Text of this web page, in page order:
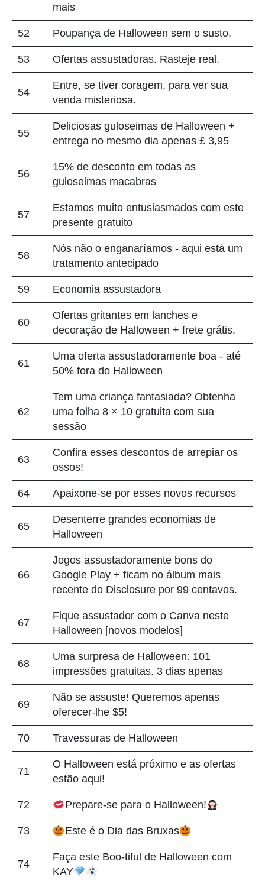
mais
52 Poupança de Halloween sem o susto.
53 Ofertas assustadoras. Rasteje real.
54
Entre, se tiver coragem, para ver sua
venda misteriosa.
55
Deliciosas guloseimas de Halloween +
entrega no mesmo dia apenas £ 3,95
56
15% de desconto em todas as
guloseimas macabras
57
Estamos muito entusiasmados com este
presente gratuito
58
Nós não o enganaríamos - aqui está um
tratamento antecipado
59 Economia assustadora
60
Ofertas gritantes em lanches e
decoração de Halloween + frete grátis.
61
Uma oferta assustadoramente boa - até
50% fora do Halloween
62
Tem uma criança fantasiada? Obtenha
uma folha 8 × 10 gratuita com sua
sessão
63
Confira esses descontos de arrepiar os
ossos!
64 Apaixone-se por esses novos recursos
65
Desenterre grandes economias de
Halloween
66
Jogos assustadoramente bons do
Google Play + ficam no álbum mais
recente do Disclosure por 99 centavos.
67
Fique assustador com o Canva neste
Halloween [novos modelos]
68
Uma surpresa de Halloween: 101
impressões gratuitas. 3 dias apenas
69
Não se assuste! Queremos apenas
oferecer-lhe $5!
70 Travessuras de Halloween
71
O Halloween está próximo e as ofertas
estão aqui!
72 Prepare-se para o Halloween!
73 Este é o Dia das Bruxas
74
Faça este Boo-tiful de Halloween com
KAY